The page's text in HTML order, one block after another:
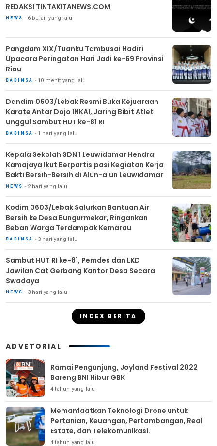
REDAKSI TINTAKITANEWS.COM
NEWS 6 bulan yang lalu
Pangdam XIX/Tuanku Tambusai Hadiri
Upacara Peringatan Hari Jadi ke-69 Provinsi
Riau
BABINSA 10 menit yang lalu
Dandim 0603/Lebak Resmi Buka Kejuaraan
Karate Antar Dojo INKAI, Jaring Bibit Atlet
Unggul Sambut HUT ke-81 RI
BABINSA 1 hari yang lalu
Kepala Sekolah SDN 1 Leuwidamar Hendra
Kamajaya Ikut Berpartisipasi Kegiatan Kerja
Bakti Bersih-Bersih di Alun-alun Leuwidamar
NEWS 2 hari yang lalu
Kodim 0603/Lebak Salurkan Bantuan Air
Bersih ke Desa Bungurmekar, Ringankan
Beban Warga Terdampak Kemarau
BABINSA 3 hari yang lalu
Sambut HUT RI ke-81, Pemdes dan LKD
Jawilan Cat Gerbang Kantor Desa Secara
Swadaya
NEWS 3 hari yang lalu
INDEX BERITA
ADVETORIAL
Ramai Pengunjung, Joyland Festival 2022
Bareng BNI Hibur GBK
4 tahun yang lalu
Memanfaatkan Teknologi Drone untuk
Pertanian, Keuangan, Pertambangan, Real
Estate, dan Telekomunikasi.
4 tahun yang lalu